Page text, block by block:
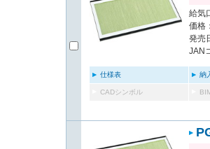
給気
価格
発売
JAN
仕様表 納
CADシンボル